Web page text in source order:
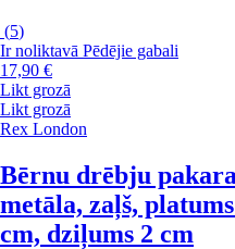
(5)
Ir noliktavā Pēdējie gabali
17,90 €
Likt grozā
Likt grozā
Rex London
Bērnu drēbju
metāla, zaļš,
cm, dziļums 2 cm